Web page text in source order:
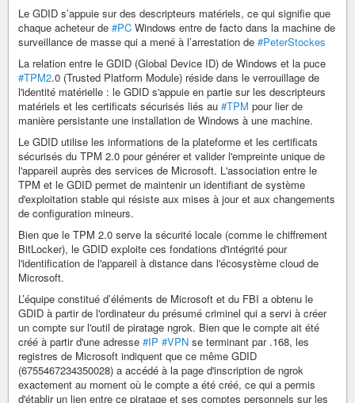
Le GDID s’appuie sur des descripteurs matériels, ce qui signifie que
chaque acheteur de #PC Windows entre de facto dans la machine de
surveillance de masse qui a mené à l’arrestation de #PeterStockes
La relation entre le GDID (Global Device ID) de Windows et la puce
#TPM2.0 (Trusted Platform Module) réside dans le verrouillage de
l'identité matérielle : le GDID s'appuie en partie sur les descripteurs
matériels et les certificats sécurisés liés au #TPM pour lier de
manière persistante une installation de Windows à une machine.
Le GDID utilise les informations de la plateforme et les certificats
sécurisés du TPM 2.0 pour générer et valider l'empreinte unique de
l'appareil auprès des services de Microsoft. L'association entre le
TPM et le GDID permet de maintenir un identifiant de système
d'exploitation stable qui résiste aux mises à jour et aux changements
de configuration mineurs.
Bien que le TPM 2.0 serve la sécurité locale (comme le chiffrement
BitLocker), le GDID exploite ces fondations d'intégrité pour
l'identification de l'appareil à distance dans l'écosystème cloud de
Microsoft.
L’équipe constitué d’éléments de Microsoft et du FBI a obtenu le
GDID à partir de l'ordinateur du présumé criminel qui a servi à créer
un compte sur l'outil de piratage ngrok. Bien que le compte ait été
créé à partir d'une adresse #IP #VPN se terminant par .168, les
registres de Microsoft indiquent que ce même GDID
(6755467234350028) a accédé à la page d'inscription de ngrok
exactement au moment où le compte a été créé, ce qui a permis
d'établir un lien entre ce piratage et ses comptes personnels sur les